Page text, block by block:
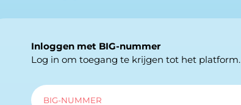
Inloggen met BIG-nummer
Log in om toegang te krijgen tot het platform.